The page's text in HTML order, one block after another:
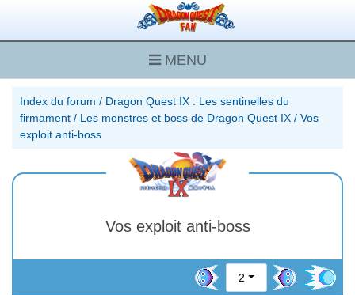
MENU
Index du forum / Dragon Quest IX : Les sentinelles du
firmament / Les monstres et boss de Dragon Quest IX / Vos
exploit anti-boss
Vos exploit anti-boss
2